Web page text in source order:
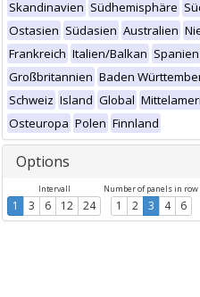
Skandinavien Südhemisphäre
Ostasien Südasien Australien
Frankreich Italien/Balkan Spanien
Großbritannien Baden
Schweiz Island Global
Osteuropa Polen Finnland
Options
Intervall
1 3 6 12 24
Number of panels in row
1 2 3 4 6